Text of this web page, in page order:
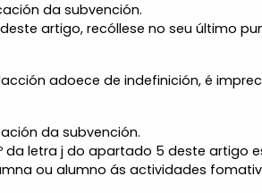
da subvención.
artigo, recóllese no seu último
adoece de indefinición, é
da subvención.
da letra j do apartado 5 deste artigo
ou alumno ás actividades